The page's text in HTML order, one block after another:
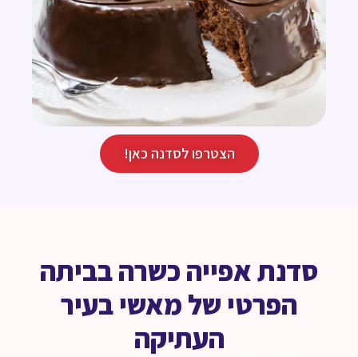
הצטרפו לסדנה כאן!
סדנת אפייה כשרה בביתה
הפרטי של מאשי בעיר
העתיקה